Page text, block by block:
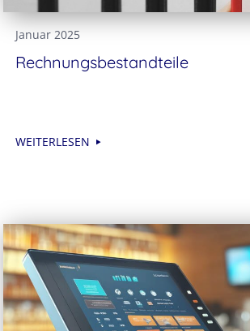
Januar 2025
Rechnungsbestandteile
WEITERLESEN